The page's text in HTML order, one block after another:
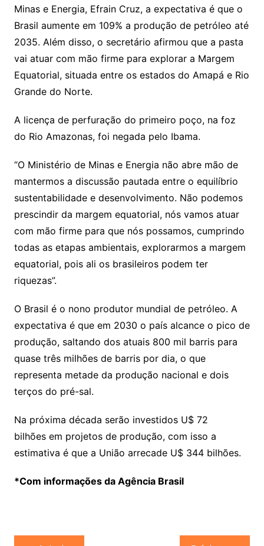
Minas e Energia, Efrain Cruz, a expectativa é que o
Brasil aumente em 109% a produção de petróleo até
2035. Além disso, o secretário afirmou que a pasta
vai atuar com mão firme para explorar a Margem
Equatorial, situada entre os estados do Amapá e Rio
Grande do Norte.
A licença de perfuração do primeiro poço, na foz
do Rio Amazonas, foi negada pelo Ibama.
“O Ministério de Minas e Energia não abre mão de
mantermos a discussão pautada entre o equilíbrio
sustentabilidade e desenvolvimento. Não podemos
prescindir da margem equatorial, nós vamos atuar
com mão firme para que nós possamos, cumprindo
todas as etapas ambientais, explorarmos a margem
equatorial, pois ali os brasileiros podem ter
riquezas”.
O Brasil é o nono produtor mundial de petróleo. A
expectativa é que em 2030 o país alcance o pico de
produção, saltando dos atuais 800 mil barris para
quase três milhões de barris por dia, o que
representa metade da produção nacional e dois
terços do pré-sal.
Na próxima década serão investidos U$ 72
bilhões em projetos de produção, com isso a
estimativa é que a União arrecade U$ 344 bilhões.
*Com informações da Agência Brasil